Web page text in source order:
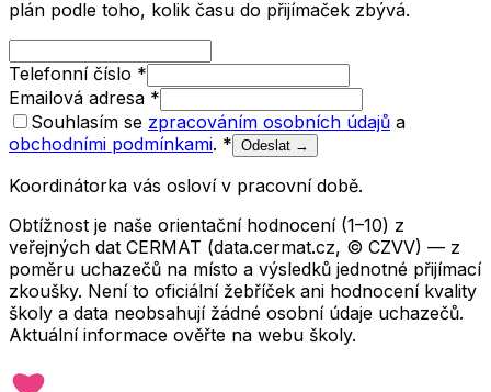
plán podle toho, kolik času do přijímaček zbývá.
Telefonní číslo *
Emailová adresa *
Souhlasím se zpracováním osobních údajů a
obchodními podmínkami. * Odeslat →
Koordinátorka vás osloví v pracovní době.
Obtížnost je naše orientační hodnocení (1–10) z
veřejných dat CERMAT (data.cermat.cz, © CZVV) — z
poměru uchazečů na místo a výsledků jednotné přijímací
zkoušky. Není to oficiální žebříček ani hodnocení kvality
školy a data neobsahují žádné osobní údaje uchazečů.
Aktuální informace ověřte na webu školy.